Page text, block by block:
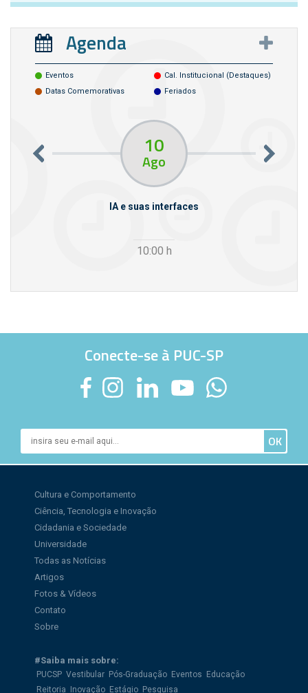
Agenda
Eventos
Cal. Institucional (destaques)
Datas Comemorativas
Feriados
10
Ago
IA e suas interfaces
10:00 h
Conecte-se à PUC-SP
Cultura e Comportamento
Ciência, Tecnologia e Inovação
Cidadania e Sociedade
Universidade
Todas as Notícias
Artigos
Fotos & Vídeos
Contato
Sobre
#Saiba mais sobre:
PUCSP Vestibular Pós-Graduação Eventos
Educação
Reitoria
Inovação Estágio Pesquisa